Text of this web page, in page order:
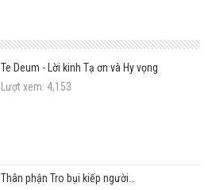
Te Deum - Lời kinh Tạ ơn và Hy vọng
Lượt xem: 4,153
Thân phận Tro bụi kiếp người…